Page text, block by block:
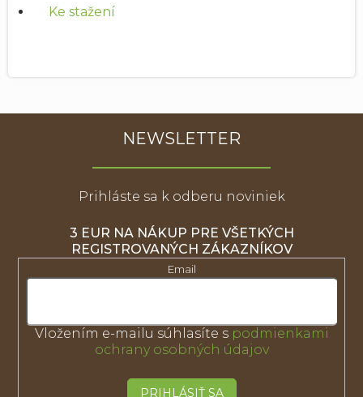
Ke stažení
NEWSLETTER
Prihláste sa k odberu noviniek
3 EUR NA NÁKUP PRE VŠETKÝCH
REGISTROVANÝCH ZÁKAZNÍKOV
Email
Vložením e-mailu súhlasíte s podmienkami
ochrany osobných údajov
PRIHLÁSIŤ SA